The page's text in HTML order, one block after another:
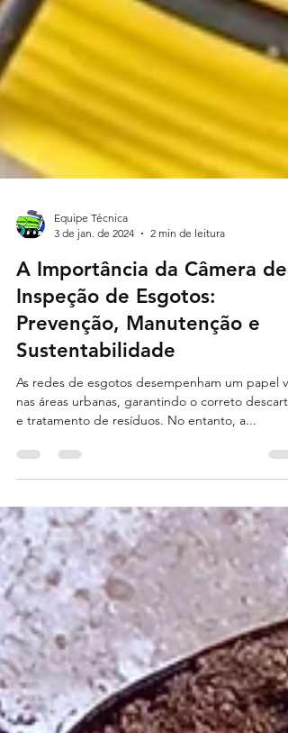
Equipe Técnica
A Importância da Câmera de
Inspeção de Esgotos:
Prevenção, Manutenção e
Sustentabilidade
As redes de esgotos desempenham um papel
nas áreas urbanas, garantindo o correto descarte
e tratamento de resíduos. No entanto, a...